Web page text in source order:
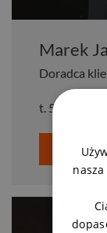
Marek
Doradca
t. 525 119
Zapytaj